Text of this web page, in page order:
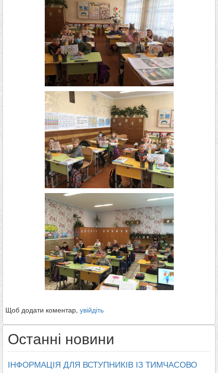
Щоб додати коментар, увійдіть
Останні новини
ІНФОРМАЦІЯ ДЛЯ ВСТУПНИКІВ ІЗ ТИМЧАСОВО